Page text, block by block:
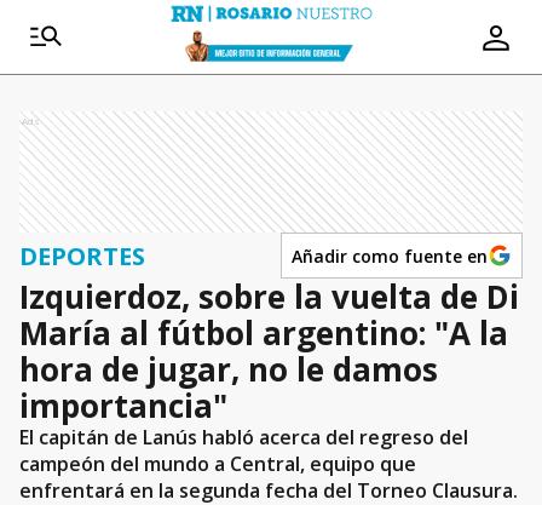
Ads
DEPORTES Añadir como fuente en
Izquierdoz, sobre la vuelta de Di
María al fútbol argentino: "A la
hora de jugar, no le damos
importancia"
El capitán de Lanús habló acerca del regreso del
campeón del mundo a Central, equipo que
enfrentará en la segunda fecha del Torneo Clausura.